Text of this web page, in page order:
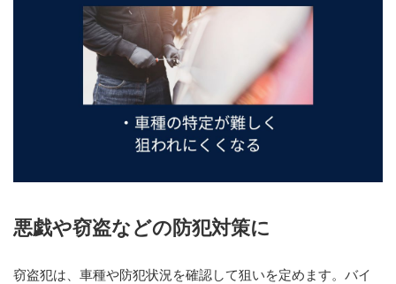
悪戯や窃盗などの防犯対策に
窃盗犯は、車種や防犯状況を確認して狙いを定めます。バイ